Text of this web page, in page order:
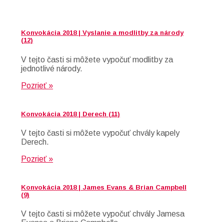
Konvokácia 2018 | Vyslanie a modlitby za národy
(12)
V tejto časti si môžete vypočuť modlitby za
jednotlivé národy.
Pozrieť »
Konvokácia 2018 | Derech (11)
V tejto časti si môžete vypočuť chvály kapely
Derech.
Pozrieť »
Konvokácia 2018 | James Evans & Brian Campbell
(9)
V tejto časti si môžete vypočuť chvály Jamesa